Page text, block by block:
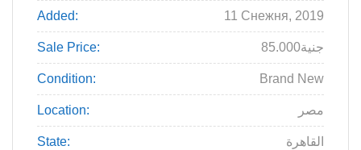
Added: 11 Снежня, 2019
Sale Price: 85.000جنية
Condition: Brand New
Location: مصر
State: القاهرة